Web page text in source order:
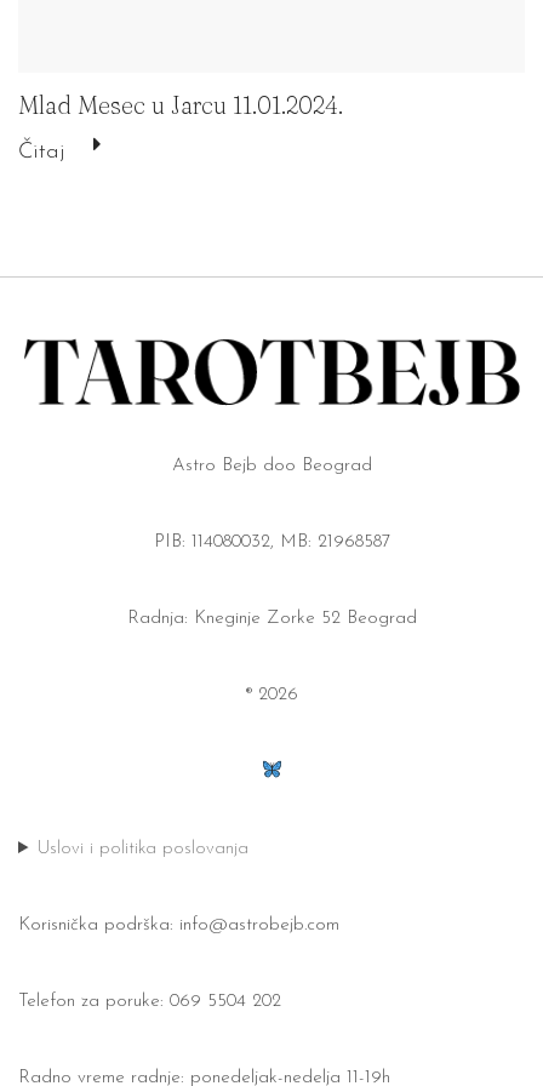
Mlad Mesec u Jarcu 11.01.2024.
Čitaj
Astro Bejb doo Beograd
PIB: 114080032, MB: 21968587
Radnja: Kneginje Zorke 52 Beograd
® 2026
Uslovi i politika poslovanja
Korisnička podrška: info@astrobejb.com
Telefon za poruke: 069 5504 202
Radno vreme radnje: ponedeljak-nedelja 11-19h